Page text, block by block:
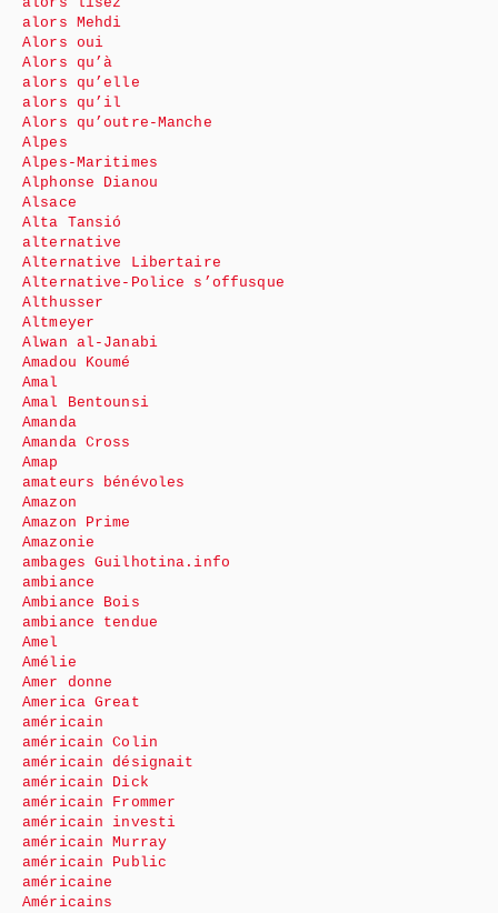
alors Mehdi
Alors oui
Alors qu’à
alors qu’elle
alors qu’il
Alors qu’outre-Manche
Alpes
Alpes-Maritimes
Alphonse Dianou
Alsace
Alta Tansió
alternative
Alternative Libertaire
Alternative-Police s’offusque
Althusser
Altmeyer
Alwan al-Janabi
Amadou Koumé
Amal
Amal Bentounsi
Amanda
Amanda Cross
Amap
amateurs bénévoles
Amazon
Amazon Prime
Amazonie
ambages Guilhotina.info
ambiance
Ambiance Bois
ambiance tendue
Amel
Amélie
Amer donne
America Great
américain
américain Colin
américain désignait
américain Dick
américain Frommer
américain investi
américain Murray
américain Public
américaine
Américains